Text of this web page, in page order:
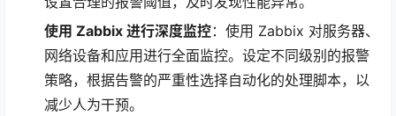
使用 Zabbix 进行深度监控：使用 Zabbix 对服务器、
网络设备和应用进行全面监控。设定不同级别的报警
策略，根据告警的严重性选择自动化的处理脚本，以
减少人为干预。